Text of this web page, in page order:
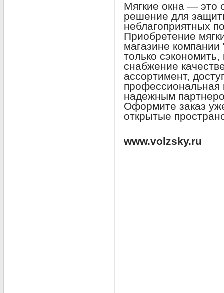
Мягкие окна — это
решение для
неблагоприятных
Приобретение
магазине компании
только
снабжение
ассортимент,
профессиональная
надежным
Оформите заказ
открытые
www.volzsky.ru